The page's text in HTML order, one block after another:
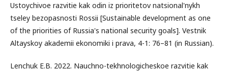
Ustoychivoe razvitie kak odin iz prioritetov natsional'nykh
tseley bezopasnosti Rossii [Sustainable development as one
of the priorities of Russia's national security goals]. Vestnik
Altayskoy akademii ekonomiki i prava, 4-1: 76–81 (in Russian).
Lenchuk E.B. 2022. Nauchno-tekhnologicheskoe razvitie kak